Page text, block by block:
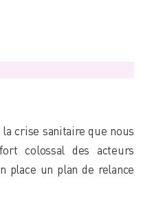
crise sanitaire que nous
colossal des acteurs
place un plan de relance